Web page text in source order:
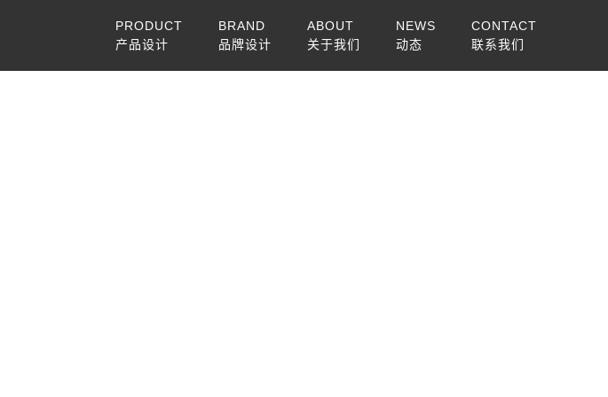
PRODUCT
产品设计
BRAND
品牌设计
ABOUT
关于我们
NEWS
动态
CONTACT
联系我们